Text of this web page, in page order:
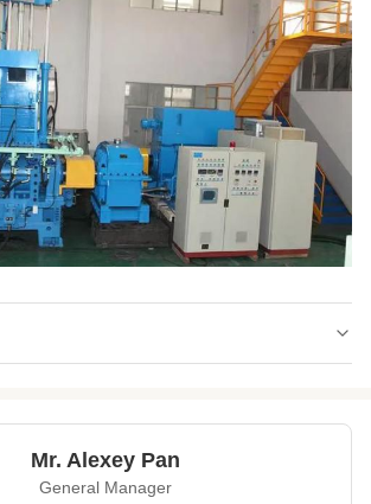
Automatische batchverdeling met hulpmachine
Rubber banbury
Mr. Alexey Pan
General Manager